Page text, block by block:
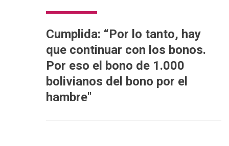
Cumplida: “Por lo tanto, hay
que continuar con los bonos.
Por eso el bono de 1.000
bolivianos del bono por el
hambre"